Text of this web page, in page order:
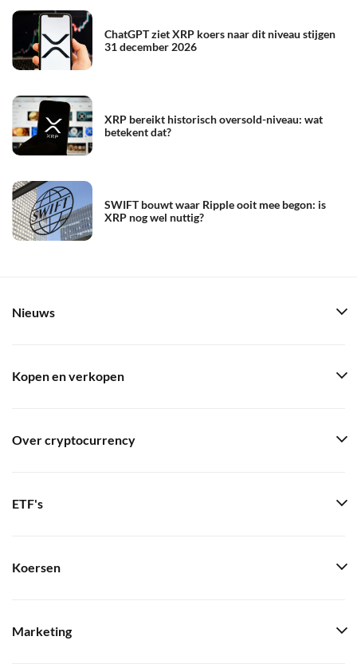
ChatGPT ziet XRP koers naar dit niveau stijgen
31 december 2026
XRP bereikt historisch oversold-niveau: wat
betekent dat?
SWIFT bouwt waar Ripple ooit mee begon: is
XRP nog wel nuttig?
Nieuws
Kopen en verkopen
Over cryptocurrency
ETF's
Koersen
Marketing